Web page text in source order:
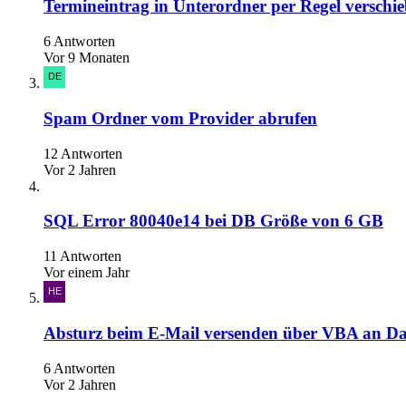
Termineintrag in Unterordner per Regel
6 Antworten
Vor 9 Monaten
Spam Ordner vom Provider abrufen
12 Antworten
Vor 2 Jahren
SQL Error 80040e14 bei DB Größe von 6 GB
11 Antworten
Vor einem Jahr
Absturz beim E-Mail versenden über VBA an
6 Antworten
Vor 2 Jahren